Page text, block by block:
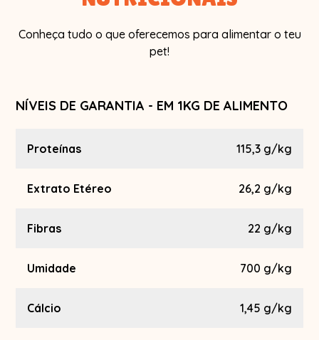
Conheça tudo o que oferecemos para alimentar o teu
pet!
NÍVEIS DE GARANTIA - EM 1KG DE ALIMENTO
Proteínas 115,3 g/kg
Extrato Etéreo 26,2 g/kg
Fibras 22 g/kg
Umidade 700 g/kg
Cálcio 1,45 g/kg